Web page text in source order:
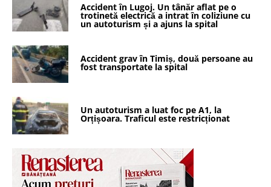
Accident în Lugoj. Un tânăr aflat pe o
trotinetă electrică a intrat în coliziune cu
un autoturism și a ajuns la spital
Accident grav în Timiș, două persoane au
fost transportate la spital
Un autoturism a luat foc pe A1, la
Orțișoara. Traficul este restricționat